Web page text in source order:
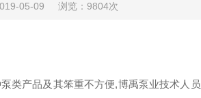
05-09 浏览：9804次
类产品及其笨重不方便,博禹泵业技术人